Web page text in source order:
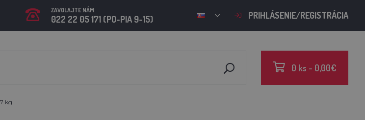
ZAVOLAJTE NÁM
022 22 05 171 (PO-PIA 9-15) PRIHLÁSENIE/REGISTRÁCIA
0 ks - 0,00€
kg